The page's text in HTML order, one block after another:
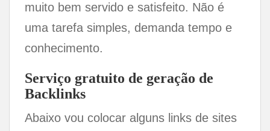
muito bem servido e satisfeito. Não é
uma tarefa simples, demanda tempo e
conhecimento.
Serviço gratuito de geração de
Backlinks
Abaixo vou colocar alguns links de sites